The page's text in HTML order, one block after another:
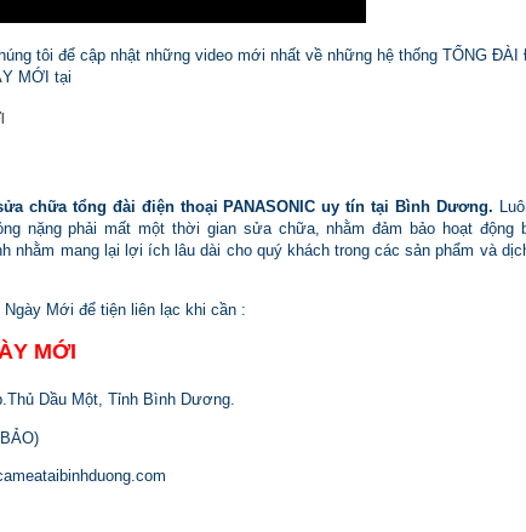
tôi để cập nhật những video mới nhất về những hệ thống TỔNG
MỚI tại
chữa tổng đài điện thoại PANASONIC uy tín tại Bình Dương.
nặng phải mất một thời gian sửa chữa, nhằm đảm bảo hoạt động
nhằm mang lại lợi ích lâu dài cho quý khách trong các sản phẩm và
Mới để tiện liên lạc khi cần :
MỚI
Dầu Một, Tỉnh Bình Dương.